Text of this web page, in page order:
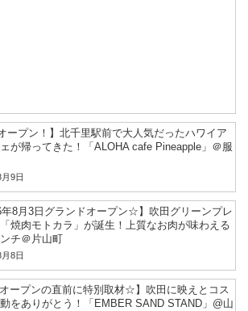
ープン！】北千里駅前で大人気だったハワイア
が帰ってきた！「ALOHA cafe Pineapple」＠服
9日
年8月3日グランドオープン☆】吹田グリーンプレ
焼肉モトカラ」が誕生！上質なお肉が味わえる
チ＠片山町
8日
オープンの直前に特別取材☆】吹田に映えとコス
をありがとう！「EMBER SAND STAND」@山